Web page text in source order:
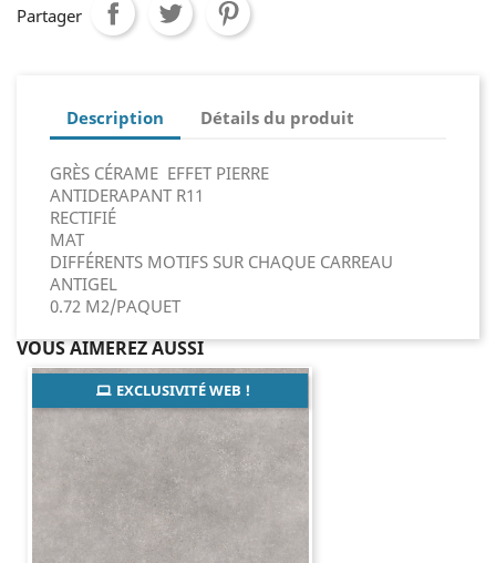
Partager
Description Détails du produit
GRÈS CÉRAME EFFET PIERRE
ANTIDERAPANT R11
RECTIFIÉ
MAT
DIFFÉRENTS MOTIFS SUR CHAQUE CARREAU
ANTIGEL
0.72 M2/PAQUET
VOUS AIMEREZ AUSSI
EXCLUSIVITÉ WEB !